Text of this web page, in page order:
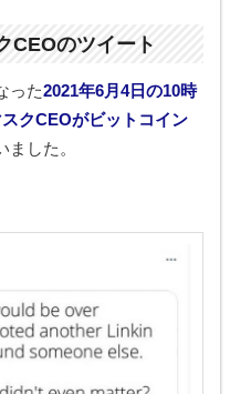
CEOのツイート
った2021年6月4日の10時
クCEOがビットコイン
ました。